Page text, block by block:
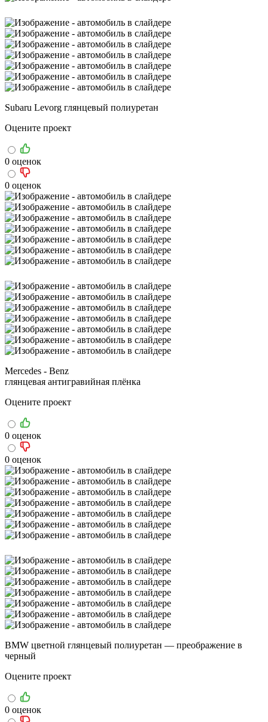
Subaru Levorg глянцевый полиуретан
Оцените проект
0 оценок
0 оценок
Mercedes - Benz
глянцевая антигравийная плёнка
Оцените проект
0 оценок
0 оценок
BMW цветной глянцевый полиуретан — преображение в
черный
Оцените проект
0 оценок